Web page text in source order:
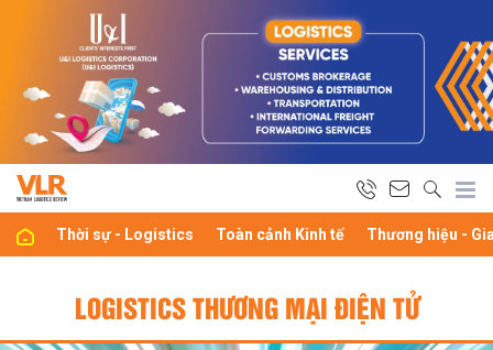
Thời sự - Logistics Toàn cảnh Kinh tế Thương hiệu -
LOGISTICS THƯƠNG MẠI ĐIỆN TỬ